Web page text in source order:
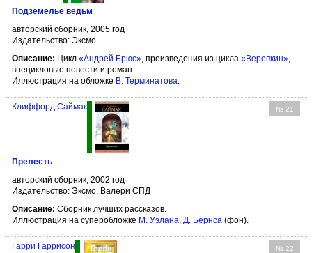
Подземелье ведьм
авторский сборник, 2005 год
Издательство: Эксмо
Описание: Цикл «Андрей Брюс», произведения из цикла «Веревкин»,
внецикловые повести и роман.
Иллюстрация на обложке В. Терминатова.
№ 21
Клиффорд Саймак
Прелесть
авторский сборник, 2002 год
Издательство: Эксмо, Валери СПД
Описание: Сборник лучших рассказов.
Иллюстрация на суперобложке М. Уэлана, Д. Бёрнсa (фон).
№ 22
Гарри Гаррисон